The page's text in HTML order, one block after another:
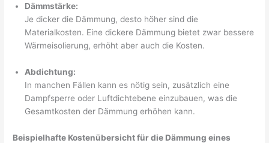
Dämmstärke:
Je dicker die Dämmung, desto höher sind die
Materialkosten. Eine dickere Dämmung bietet zwar bessere
Wärmeisolierung, erhöht aber auch die Kosten.
Abdichtung:
In manchen Fällen kann es nötig sein, zusätzlich eine
Dampfsperre oder Luftdichtebene einzubauen, was die
Gesamtkosten der Dämmung erhöhen kann.
Beispielhafte Kostenübersicht für die Dämmung eines